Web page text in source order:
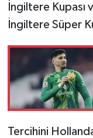
İngiltere Kupası
İngiltere Süper
Tercihini